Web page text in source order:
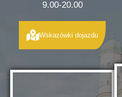
9.00-20.00
Wskazówki dojazdu